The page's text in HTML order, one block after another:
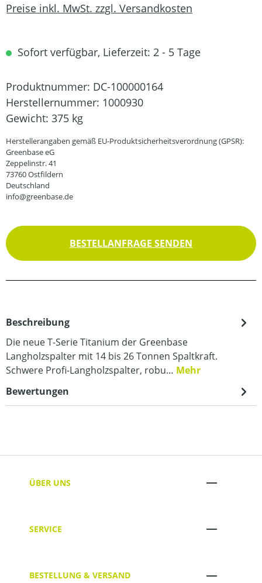
Preise inkl. MwSt. zzgl. Versandkosten
Sofort verfügbar, Lieferzeit: 2 - 5 Tage
Produktnummer: DC-100000164
Herstellernummer: 1000930
Gewicht: 375 kg
Herstellerangaben gemäß EU-Produktsicherheitsverordnung (GPSR):
Greenbase eG
Zeppelinstr. 41
73760 Ostfildern
Deutschland
info@greenbase.de
BESTELLANFRAGE SENDEN
Beschreibung
Die neue T-Serie Titanium der Greenbase
Langholzspalter mit 14 bis 26 Tonnen Spaltkraft.
Schwere Profi-Langholzspalter, robu… Mehr
Bewertungen
ÜBER UNS
SERVICE
BESTELLUNG & VERSAND